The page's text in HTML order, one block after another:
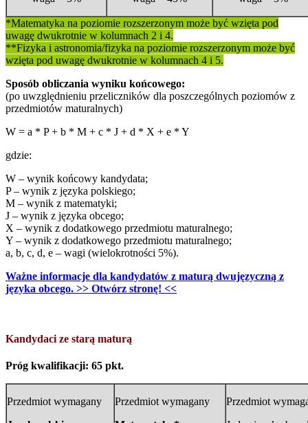
*Matematyka na poziomie rozszerzonym może być wzięta pod
uwagę dwukrotnie w kolumnach 2 i 4.
**Fizyka i astronomia/fizyka na poziomie rozszerzonym może być
wzięta pod uwagę dwukrotnie w kolumnach 4 i 5.
Sposób obliczania wyniku końcowego:
(po uwzględnieniu przeliczników dla poszczególnych poziomów z
przedmiotów maturalnych)
W = a * P + b * M + c * J + d * X + e * Y
gdzie:
W – wynik końcowy kandydata;
P – wynik z języka polskiego;
M – wynik z matematyki;
J – wynik z języka obcego;
X – wynik z dodatkowego przedmiotu maturalnego;
Y – wynik z dodatkowego przedmiotu maturalnego;
a, b, c, d, e – wagi (wielokrotności 5%).
Ważne informacje dla kandydatów z maturą dwujęzyczną z
języka obcego. >> Otwórz stronę! <<
Kandydaci ze starą maturą
Próg kwalifikacji: 65 pkt.
Przedmiot wymagany
Przedmiot wymagany
Przedmiot